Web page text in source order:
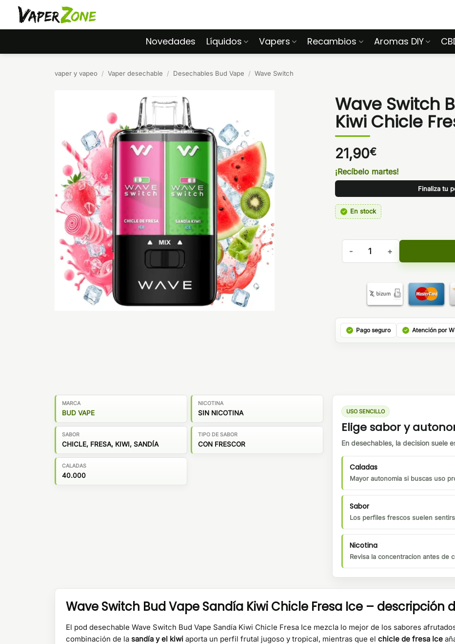
Saltar
contenido
Novedades Líquidos Vapers Recambios Aromas DIY
vaper y vapeo / Vaper desechable / Desechables Bud Vape / Wave Switch
Wave Switch
Kiwi Chicle
21,90€
¡Recíbelo martes!
Finaliza tu
En stock
Wave Switch Bud Vape Sandia
Pago seguro Atención por
MARCA
BUD VAPE
NICOTINA
SIN NICOTINA
SABOR
CHICLE, FRESA, KIWI, SANDÍA
TIPO DE SABOR
CON FRESCOR
CALADAS
40.000
USO SENCILLO
Elige sabor y
En desechables, la decision suele
Caladas
Mayor autonomia si buscas uso
Sabor
Los perfiles frescos suelen
Nicotina
Revisa la concentracion antes de
Wave Switch Bud Vape Sandía Kiwi Chicle Fresa Ice – descripción
El pod desechable Wave Switch Bud Vape Sandía Kiwi Chicle Fresa Ice mezcla lo mejor de los sabores
combinación de la sandía y el kiwi aporta un perfil frutal jugoso y tropical, mientras que el chicle de fresa Ice